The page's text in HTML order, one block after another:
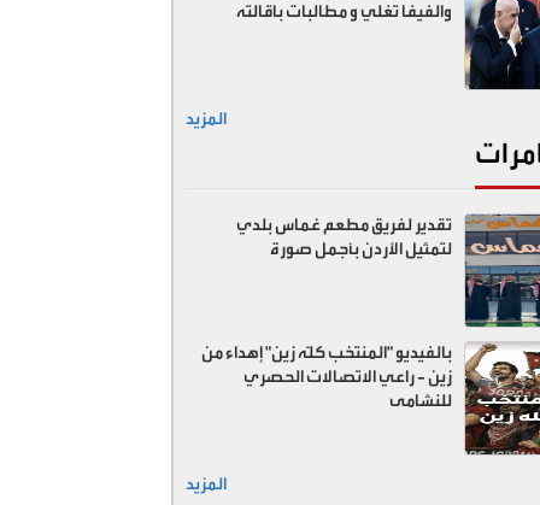
والفيفا تغلي و مطالبات باقالته
المزيد
تقدير لفريق مطعم غماس بلدي
لتمثيل الأردن بأجمل صورة
بالفيديو "المنتخب كلّه زين" إهداء من
زين - راعي الاتصالات الحصري
للنشامى
المزيد